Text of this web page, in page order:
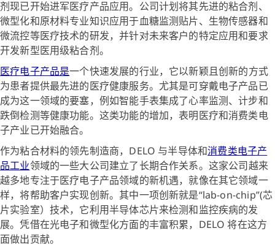
剂现已开始进军医疗产品应用。公司计划将其先进的粘合剂、
微型化和原材料专业知识应用于血糖监测贴片、生物传感器和
微流控等医疗技术的研发，并针对未来客户的特定应用和要求
开发新型医用级粘合剂。
医疗电子产品是一个快速发展的行业，它以新颖且创新的方式
为患者提供最先进的医疗健康服务。尤其是可穿戴电子产品已
成为这一领域的要塞，例如智能手表集成了心率监测、计步和
跌倒检测等健康功能。这类功能的增加，表明医疗和消费类电
子产业已开始融合。
作为粘合材料的领先制造商，DELO 与半导体和消费类电子产
品工业领域的一些大公司建立了长期合作关系。这家公司越来
越多地专注于医疗电子产品领域的新机遇，就像在其它领域一
样，将帮助客户实现创新。其中一项创新就是“lab-on-chip”(芯
片实验室）技术，它利用半导体芯片来检测和监控疾病的发
展。凭借在光电子和微型化方面的丰富积累，DELO 将在这方
面做出贡献。